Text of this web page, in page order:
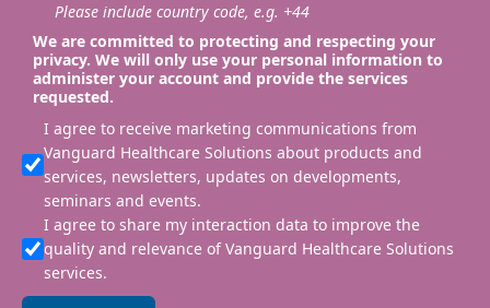
Please include country code, e.g. +44
We are committed to protecting and respecting your
privacy. We will only use your personal information to
administer your account and provide the services
requested.
I agree to receive marketing communications from
Vanguard Healthcare Solutions about products and
services, newsletters, updates on developments,
seminars and events.
I agree to share my interaction data to improve the
quality and relevance of Vanguard Healthcare Solutions
services.